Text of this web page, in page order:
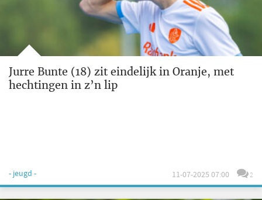
Jurre Bunte (18) zit eindelijk in Oranje, met
hechtingen in z’n lip
- jeugd - 11-07-2025 07:00 2